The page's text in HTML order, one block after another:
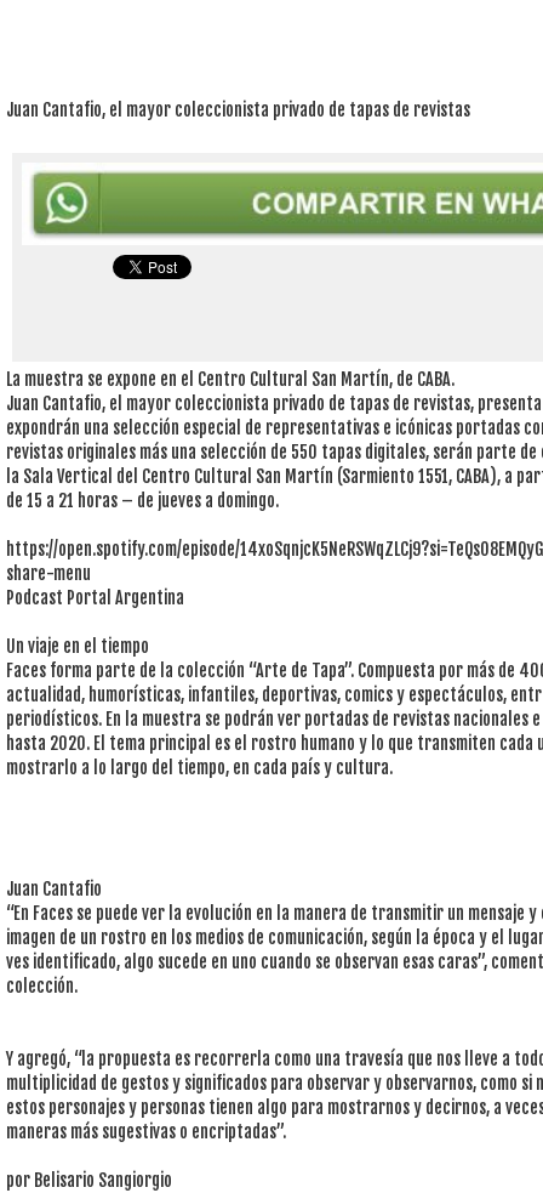
Juan Cantafio, el mayor coleccionista privado de tapas de revistas
La muestra se expone en el Centro Cultural San Martín, de CABA.
Juan Cantafio, el mayor coleccionista privado de tapas de revistas, presenta
expondrán una selección especial de representativas e icónicas portadas
revistas originales más una selección de 550 tapas digitales, serán parte
la Sala Vertical del Centro Cultural San Martín (Sarmiento 1551, CABA), a
de 15 a 21 horas – de jueves a domingo.
https://open.spotify.com/episode/
share-menu
Podcast Portal Argentina
Un viaje en el tiempo
Faces forma parte de la colección “Arte de Tapa”. Compuesta por más de
actualidad, humorísticas, infantiles, deportivas, comics y espectáculos,
periodísticos. En la muestra se podrán ver portadas de revistas nacionales
hasta 2020. El tema principal es el rostro humano y lo que transmiten cada
mostrarlo a lo largo del tiempo, en cada país y cultura.
Juan Cantafio
“En Faces se puede ver la evolución en la manera de transmitir un
imagen de un rostro en los medios de comunicación, según la época y el
ves identificado, algo sucede en uno cuando se observan esas caras”,
colección.
Y agregó, “la propuesta es recorrerla como una travesía que nos lleve a
multiplicidad de gestos y significados para observar y observarnos, como si
estos personajes y personas tienen algo para mostrarnos y decirnos, a
maneras más sugestivas o encriptadas”.
por Belisario Sangiorgio